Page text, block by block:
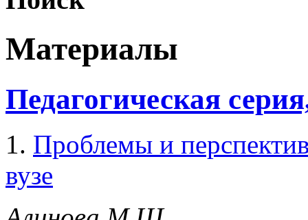
Материалы
Педагогическая
1. Проблемы и
вузе